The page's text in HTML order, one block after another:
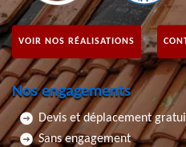
VOIR NOS RÉALISATIONS
Nos engagements
Devis et déplacement
Sans engagement